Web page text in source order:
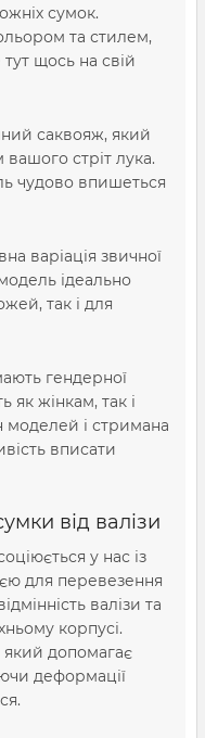
сумок.
та стилем,
щось на свій
саквояж, який
стріт лука.
чудово впишеться
варіація звичної
ідеально
так і для
гендерної
як жінкам, так і
моделей і стримана
вписати
від валізи
у нас із
для перевезення
валізи та
корпусі.
який допомагає
деформації